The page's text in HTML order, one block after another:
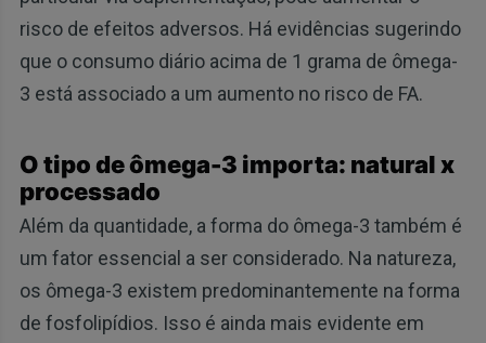
risco de efeitos adversos. Há evidências sugerindo
que o consumo diário acima de 1 grama de ômega-
3 está associado a um aumento no risco de FA.
O tipo de ômega-3 importa: natural x
processado
Além da quantidade, a forma do ômega-3 também é
um fator essencial a ser considerado. Na natureza,
os ômega-3 existem predominantemente na forma
de fosfolipídios. Isso é ainda mais evidente em